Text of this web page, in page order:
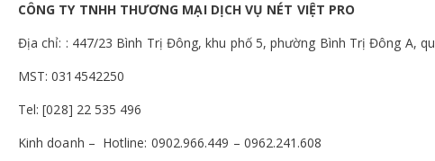
CÔNG TY TNHH THƯƠNG MẠI DỊCH VỤ NÉT VIỆT PRO
Địa chỉ: : 447/23 Bình Trị Đông, khu phố 5, phường Bình Trị Đông A,
MST: 0314542250
Tel: [028] 22 535 496
Kinh doanh – Hotline: 0902.966.449 – 0962.241.608